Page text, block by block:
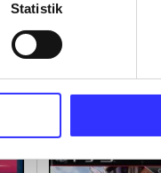
Statistik